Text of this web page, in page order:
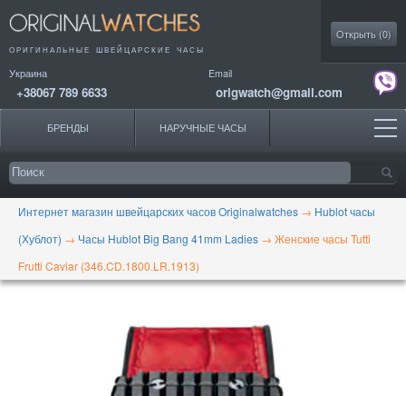
ОРИГИНАЛЬНЫЕ ШВЕЙЦАРСКИЕ ЧАСЫ
Украина
+38067 789 6633
Email
origwatch@gmail.com
Открыть (0)
БРЕНДЫ НАРУЧНЫЕ ЧАСЫ
Интернет магазин швейцарских часов Originalwatches → Hublot часы
(Хублот) → Часы Hublot Big Bang 41mm Ladies → Женские часы Tutti
Frutti Caviar (346.CD.1800.LR.1913)